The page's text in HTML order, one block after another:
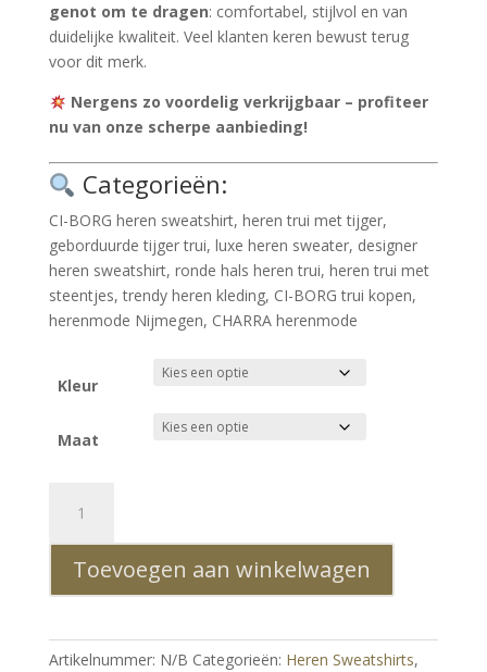
genot om te dragen: comfortabel, stijlvol en van
duidelijke kwaliteit. Veel klanten keren bewust terug
voor dit merk.
Nergens zo voordelig verkrijgbaar – profiteer
nu van onze scherpe aanbieding!
Categorieën:
CI-BORG heren sweatshirt, heren trui met tijger,
geborduurde tijger trui, luxe heren sweater, designer
heren sweatshirt, ronde hals heren trui, heren trui met
steentjes, trendy heren kleding, CI-BORG trui kopen,
herenmode Nijmegen, CHARRA herenmode
Kleur
Maat
BORG
Luxe
Ronde
Hals
Sweatshirt
Toevoegen aan winkelwagen
Artikelnummer: N/B Categorieën: Heren Sweatshirts,